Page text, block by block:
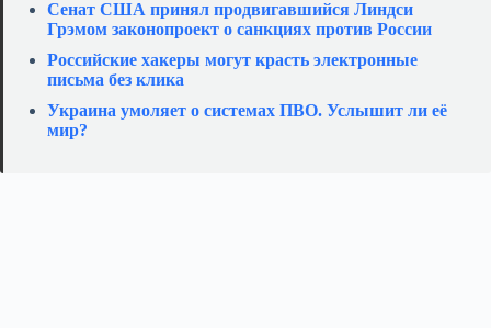
Сенат США принял продвигавшийся Линдси
Грэмом законопроект о санкциях против России
Российские хакеры могут красть электронные
письма без клика
Украина умоляет о системах ПВО. Услышит ли её
мир?